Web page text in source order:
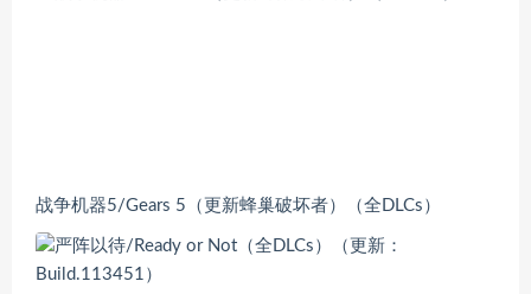
战争机器5/Gears 5（更新蜂巢破坏者）（全DLCs）